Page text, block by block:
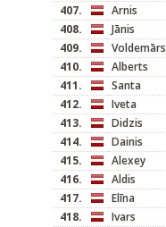
407.
Arnis
408.
Jānis
409.
Voldemārs
410.
Alberts
411.
Santa
412.
Iveta
413.
Didzis
414.
Dainis
415.
Alexey
416.
Aldis
417.
Elīna
418.
Ivars